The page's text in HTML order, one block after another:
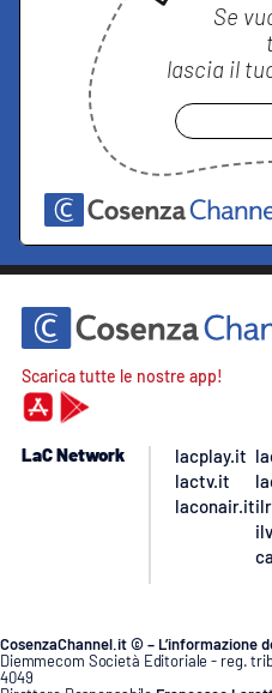
Se
lascia il
Scarica tutte le nostre app!
LaC Network
lacplay.it
lactv.it
laconair.it
CosenzaChannel.it © – L’informazione
Diemmecom Società Editoriale - reg.
4049